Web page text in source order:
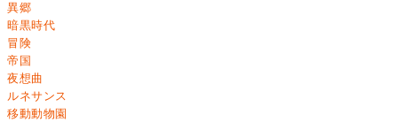
異郷
暗黒時代
冒険
帝国
夜想曲
ルネサンス
移動動物園